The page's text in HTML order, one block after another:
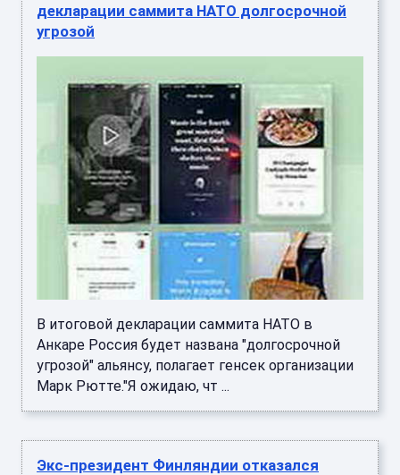
декларации саммита НАТО долгосрочной
угрозой
В итоговой декларации саммита НАТО в
Анкаре Россия будет названа "долгосрочной
угрозой" альянсу, полагает генсек организации
Марк Рютте."Я ожидаю, чт ...
Экс-президент Финляндии отказался